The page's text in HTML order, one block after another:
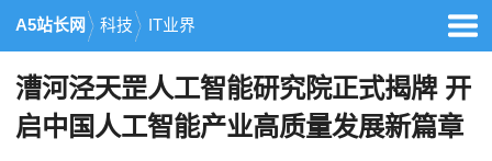
A5站长网 科技 IT业界
漕河泾天罡人工智能研究院正式揭牌 开
启中国人工智能产业高质量发展新篇章